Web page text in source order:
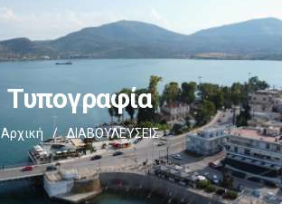
Τυπογραφία
Αρχική / ΔΙΑΒΟΥΛΕΥΣΕΙΣ